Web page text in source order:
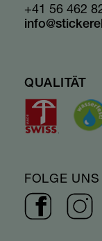
+41 56 462
QUALITÄT
FOLGE UNS